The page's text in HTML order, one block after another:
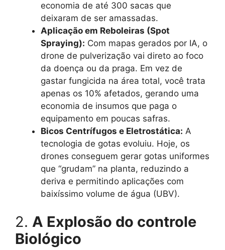
economia de até 300 sacas que
deixaram de ser amassadas.
Aplicação em Reboleiras (Spot
Spraying): Com mapas gerados por IA, o
drone de pulverização vai direto ao foco
da doença ou da praga. Em vez de
gastar fungicida na área total, você trata
apenas os 10% afetados, gerando uma
economia de insumos que paga o
equipamento em poucas safras.
Bicos Centrífugos e Eletrostática: A
tecnologia de gotas evoluiu. Hoje, os
drones conseguem gerar gotas uniformes
que “grudam” na planta, reduzindo a
deriva e permitindo aplicações com
baixíssimo volume de água (UBV).
2. A Explosão do controle
Biológico